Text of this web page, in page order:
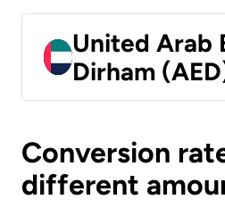
United Arab
Dirham
Conversion
different